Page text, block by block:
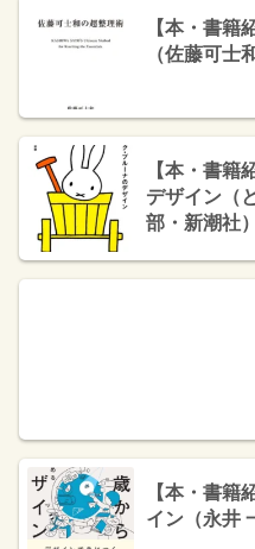
【本・書籍
（佐藤可士
【本・書籍
デザイン（
部・新潮社）
【本・書籍
イン（永井